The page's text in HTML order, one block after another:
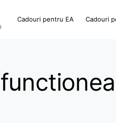
Cadouri pentru EA Cadouri